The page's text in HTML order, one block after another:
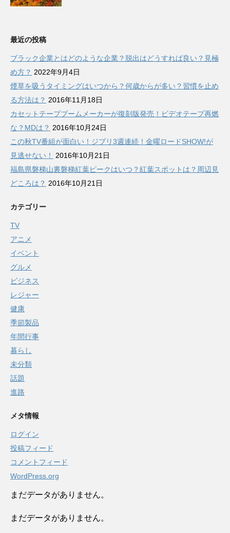
最近の投稿
ブラック企業とはどのような企業？脱出はどうすれば良い？見極
め方？ 2022年9月4日
煙草を吸うタイミングはいつから？何歳からが多い？習慣を止め
る方法は？ 2016年11月18日
カセットテープブームメーカーが復刻版発売！ビデオテープ再燃
な？MDは？ 2016年10月24日
この秋TV番組が面白い！ジブリ3週連続！金曜ロードSHOW!が
見逃せない！
2016年10月21日
福島県磐梯山裏磐梯紅葉ピークはいつ？紅葉スポットは？周辺見
どころは？ 2016年10月21日
カテゴリー
TV
アニメ
イベント
グルメ
ビジネス
レジャー
健康
季節製品
年間行事
暮らし
未分類
話題
進路
メタ情報
ログイン
投稿フィード
コメントフィード
WordPress.org
まだデータがありません。
まだデータがありません。